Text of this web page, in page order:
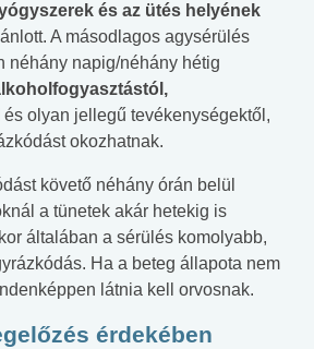
és az ütés helyének
A másodlagos agysérülés
néhány napig/néhány hétig
és olyan jellegű tevékenységektől,
okozhatnak.
követő néhány órán belül
a tünetek akár hetekig is
általában a sérülés komolyabb,
Ha a beteg állapota nem
látnia kell orvosnak.
érdekében